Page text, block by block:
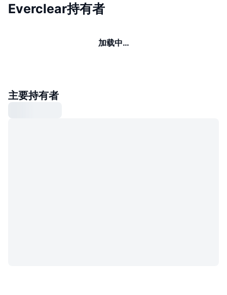
Everclear持有者
加载中…
主要持有者